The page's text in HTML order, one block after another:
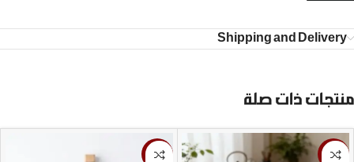
Shipping and Delivery
منتجات ذات صلة
-9%
-33%